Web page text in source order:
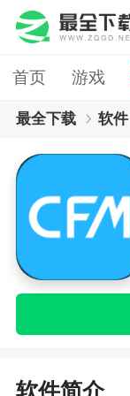
首页 游戏
最全下载 软件